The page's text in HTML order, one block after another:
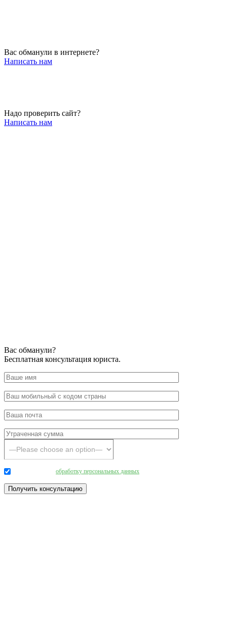
Вас обманули в интернете?
Написать нам
Надо проверить сайт?
Написать нам
Вас обманули?
Бесплатная консультация юриста.
обработку персональных данных